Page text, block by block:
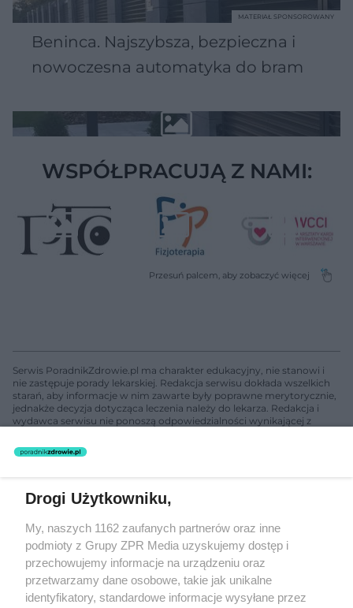
Beninca. Najszybsza, bezpieczna i
nowoczesna automatyka do bram
MATERIAŁ SPONSOROWANY
WSPÓŁPRACUJĄ Z NAMI:
Serwis PoradnikZdrowie.pl ma charakter edukacyjny, nie stanowi i
nie zastępuje porady lekarskiej. Redakcja serwisu dokłada wszelkich
starań, aby informacje w nim zawarte były poprawne merytorycznie,
jednakże decyzja dotycząca leczenia należy do lekarza. Redakcja i
wydawca serwisu nie ponoszą odpowiedzialności wynikającej z
nie prowadzi działalności leczniczej polegającej na udzielaniu
świadczeń zdrowotnych w rozumieniu art. 3 ust 1 ustawy o
Żaden utwór zamieszczony w serwisie nie może być powielany i
rozpowszechniany lub dalej rozpowszechniany w jakikolwiek sposób
(w tym także elektroniczny lub mechaniczny) na jakimkolwiek polu
eksploatacji w jakiejkolwiek formie, włącznie z umieszczaniem w
Internecie bez pisemnej zgody właściciela praw. Jakiekolwiek użycie
lub wykorzystanie utworów w całości lub w części z naruszeniem
prawa, tzn. bez właściwej zgody, jest zabronione pod groźbą kary i
Drogi Użytkowniku,
My, naszych 1162 zaufanych partnerów oraz inne
podmioty z Grupy ZPR Media uzyskujemy dostęp i
przechowujemy informacje na urządzeniu oraz
przetwarzamy dane osobowe, takie jak unikalne
identyfikatory, standardowe informacje wysyłane przez